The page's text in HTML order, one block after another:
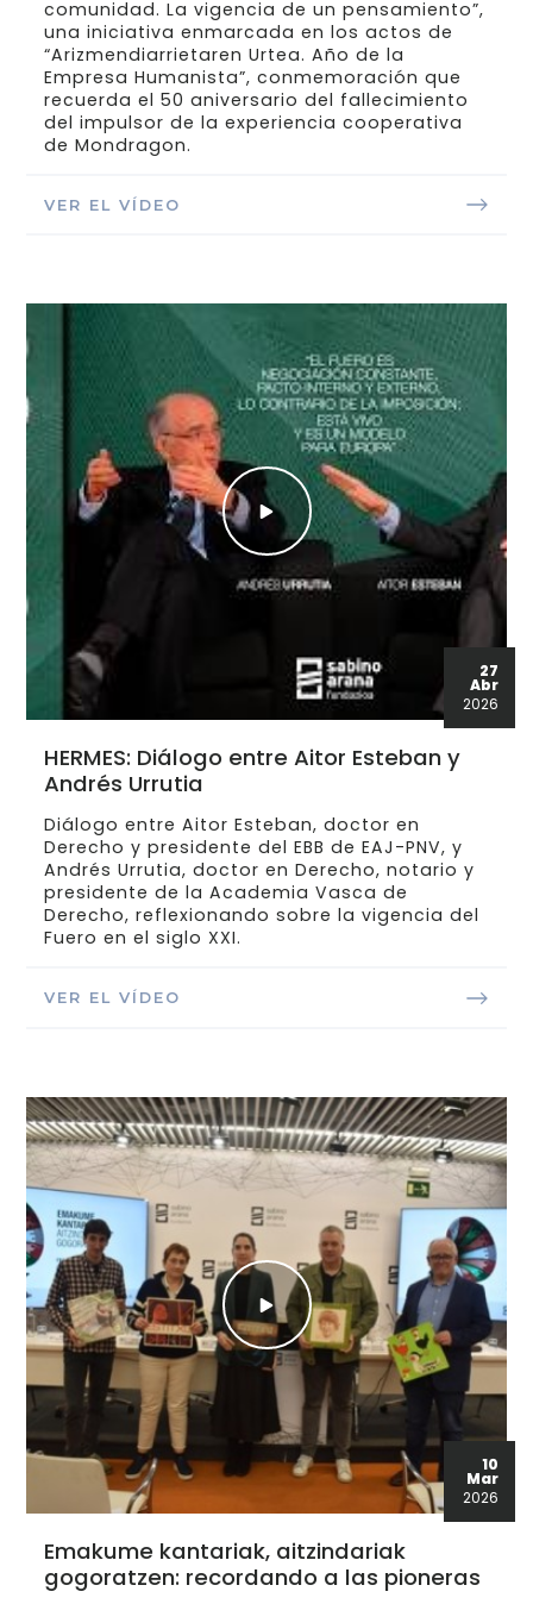
comunidad. La vigencia de un pensamiento”,
una iniciativa enmarcada en los actos de
“Arizmendiarrietaren Urtea. Año de la
Empresa Humanista”, conmemoración que
recuerda el 50 aniversario del fallecimiento
del impulsor de la experiencia cooperativa
de Mondragon.
VER EL VÍDEO
27
Abr
2026
HERMES: Diálogo entre Aitor Esteban y
Andrés Urrutia
Diálogo entre Aitor Esteban, doctor en
Derecho y presidente del EBB de EAJ-PNV, y
Andrés Urrutia, doctor en Derecho, notario y
presidente de la Academia Vasca de
Derecho, reflexionando sobre la vigencia del
Fuero en el siglo XXI.
VER EL VÍDEO
10
Mar
2026
Emakume kantariak, aitzindariak
gogoratzen: recordando a las pioneras